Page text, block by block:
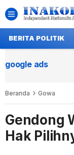
BERITA POLITIK
google ads
Beranda Gowa
Gendong
Hak